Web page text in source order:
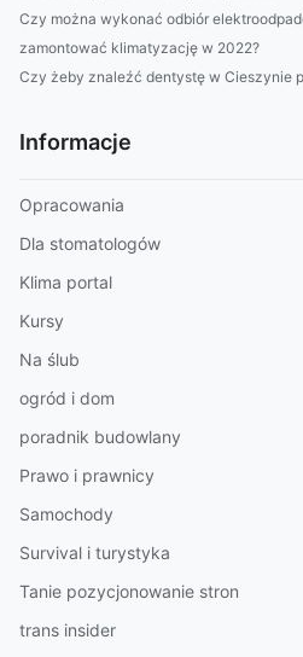
Czy można wykonać odbiór
zamontować klimatyzację w 2022?
Czy żeby znaleźć dentystę w Cieszynie
Informacje
Opracowania
Dla stomatologów
Klima portal
Kursy
Na ślub
ogród i dom
poradnik budowlany
Prawo i prawnicy
Samochody
Survival i turystyka
Tanie pozycjonowanie stron
trans insider